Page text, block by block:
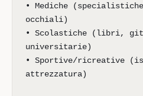
• Mediche
occhiali)
• Scolastiche (libri,
universitarie)
• Sportive/ricreative
attrezzatura)